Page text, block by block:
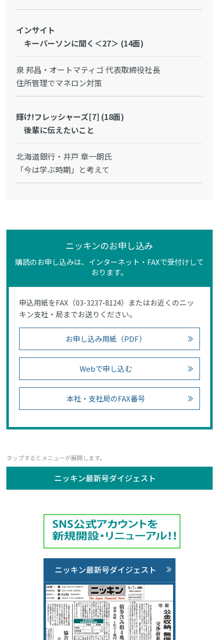
インサイト
キーパーソンに聞く＜27＞ (14面)
泉 邦昌・オートマティゴ 代表取締役社長
住所管理でマネロン対策
輝け!フレッシャーズ[7] (18面)
後輩に伝えたいこと
北海道銀行・井戸 章一朗氏
「今は学ぶ時期」と考えて
ニッキンのお申し込み
購読のお申し込みは、インターネット・FAXで受付けして
おります。
申込用紙をFAX（03-3237-8124）またはお近くのニッ
キン支社・局までお送りください。
お申し込み用紙（PDF）
Webで申し込む
本社・支社局のFAX番号
ニッキン最新号ダイジェスト
ニッキン最新号ダイジェスト